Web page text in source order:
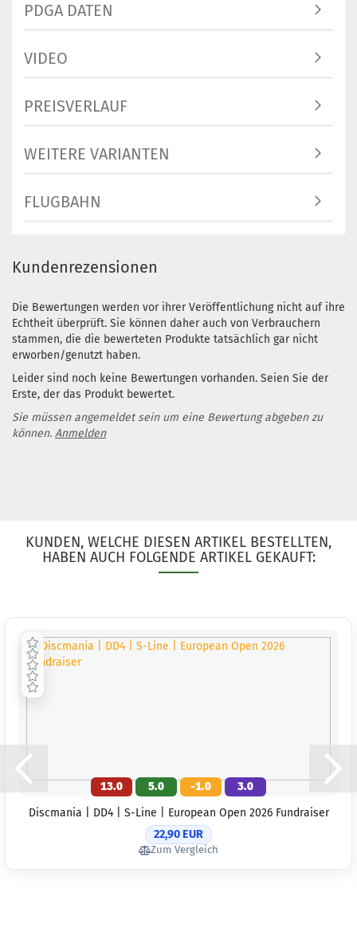
PDGA DATEN
VIDEO
PREISVERLAUF
WEITERE VARIANTEN
FLUGBAHN
Kundenrezensionen
Die Bewertungen werden vor ihrer Veröffentlichung nicht auf ihre
Echtheit überprüft. Sie können daher auch von Verbrauchern
stammen, die die bewerteten Produkte tatsächlich gar nicht
erworben/genutzt haben.
Leider sind noch keine Bewertungen vorhanden. Seien Sie der
Erste, der das Produkt bewertet.
Sie müssen angemeldet sein um eine Bewertung abgeben zu
können. Anmelden
KUNDEN, WELCHE DIESEN ARTIKEL BESTELLTEN,
HABEN AUCH FOLGENDE ARTIKEL GEKAUFT:
13.0 5.0 -1.0
3.0
Discmania | DD4 | S-Line | European Open 2026 Fundraiser
22,90 EUR
Zum Vergleich